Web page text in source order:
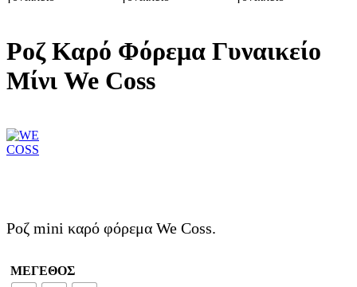
Ροζ Καρό Φόρεμα Γυναικείο
Μίνι We Coss
Ροζ mini καρό φόρεμα We Coss.
ΜΕΓΕΘΟΣ